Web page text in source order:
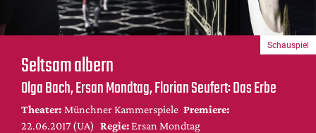
Bühnenwelt
Festivals & Veranstaltungen
Menschen & Theater
Themen
Internationales
Nachrufe
Seltsam albern
Olga Bach, Ersan Mondtag, Florian Seufert: Das Erbe
Theater: Münchner Kammerspiele Premiere:
22.06.2017 (UA) Regie: Ersan Mondtag
Schauspiel